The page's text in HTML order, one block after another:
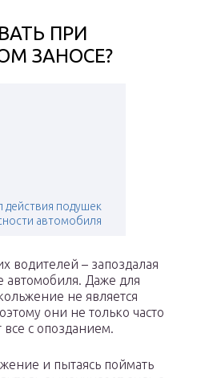
ПРИ
ЗАНОСЕ?
действия подушек
автомобиля
водителей – запоздалая
автомобиля. Даже для
не является
они не только часто
с опозданием.
и пытаясь поймать